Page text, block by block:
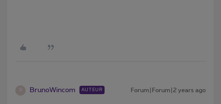
BrunoWincom AUTEUR Forum|Forum|2 years ago